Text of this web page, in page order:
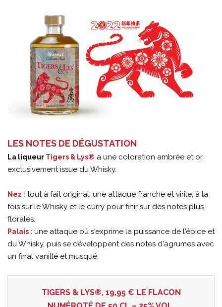
LES NOTES DE DÉGUSTATION
La liqueur Tigers & Lys® a une coloration ambrée et or,
exclusivement issue du Whisky.
Nez : tout à fait original, une attaque franche et virile, à la
fois sur le Whisky et le curry pour finir sur des notes plus
florales.
Palais : une attaque où s'exprime la puissance de l'épice et
du Whisky, puis se développent des notes d'agrumes avec
un final vanillé et musqué.
TIGERS & LYS®, 19,95 € LE FLACON